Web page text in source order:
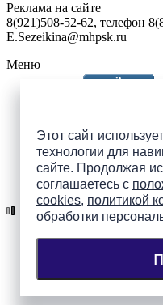
Этот сайт
технологии для
сайте. Продолжая
соглашаетесь с
cookies, политикой
обработки
Реклама на сайте
8(921)508-52-62, телефон
E.Sezeikina@mhpsk.ru
Меню
Подпишись на
ПАИ в соцсетях!